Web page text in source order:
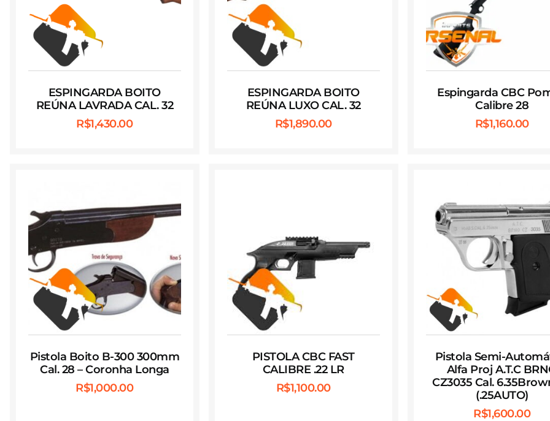
ESPINGARDA BOITO
REÚNA LAVRADA CAL. 32
R$1,430.00
ESPINGARDA BOITO
REÚNA LUXO CAL. 32
R$1,890.00
Espingarda CBC
Calibre 28
R$1,160.00
Pistola Boito B-300 300mm
Cal. 28 – Coronha Longa
R$1,000.00
PISTOLA CBC FAST
CALIBRE .22 LR
R$1,100.00
Pistola Semi-
Alfa Proj A.T.C
CZ3035 Cal.
(.25AUTO)
R$1,600.00